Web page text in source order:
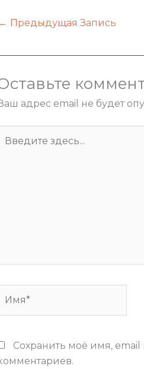
← Предыдущая Запись
адрес email не будет
здесь...
Сохранить моё имя,